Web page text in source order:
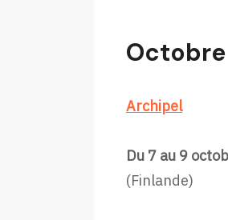
Octobre
Archipel
Du 7 au 9
(Finlande)